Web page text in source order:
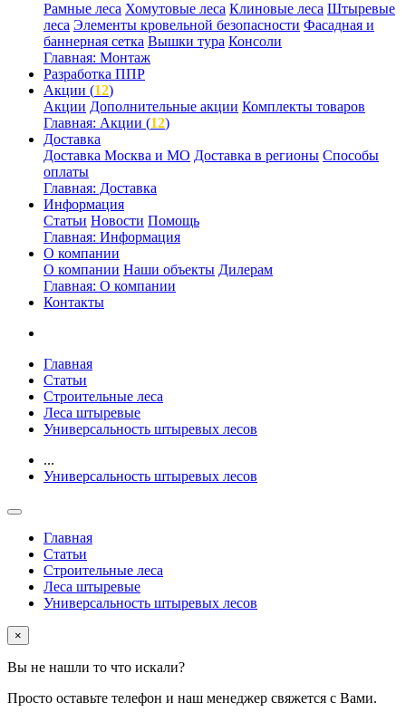
Рамные леса Хомутовые леса Клиновые леса Штыревые
леса Элементы кровельной безопасности Фасадная и
баннерная сетка Вышки тура Консоли
Главная: Монтаж
Разработка ППР
Акции (12)
Акции Дополнительные акции Комплекты товаров
Главная: Акции (12)
Доставка
Доставка Москва и МО Доставка в регионы Способы
оплаты
Главная: Доставка
Информация
Статьи Новости Помощь
Главная: Информация
О компании
О компании Наши объекты Дилерам
Главная: О компании
Контакты
Главная
Статьи
Строительные леса
Леса штыревые
Универсальность штыревых лесов
...
Универсальность штыревых лесов
Главная
Статьи
Строительные леса
Леса штыревые
Универсальность штыревых лесов
×
Вы не нашли то что искали?
Просто оставьте телефон и наш менеджер свяжется с Вами.